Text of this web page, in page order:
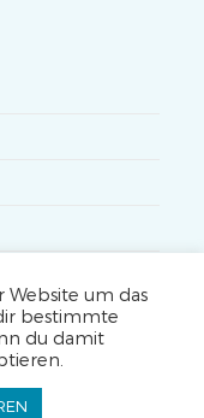
Website um das
bestimmte
du damit